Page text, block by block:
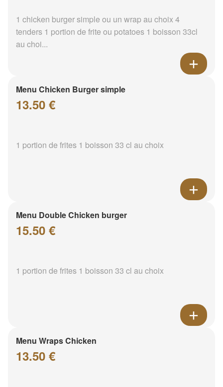
1 chicken burger simple ou un wrap au choix 4
tenders 1 portion de frite ou potatoes 1 boisson 33cl
au choi...
Menu Chicken Burger simple
13.50 €
1 portion de frites 1 boisson 33 cl au choix
Menu Double Chicken burger
15.50 €
1 portion de frites 1 boisson 33 cl au choix
Menu Wraps Chicken
13.50 €